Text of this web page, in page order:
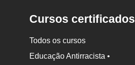
Cursos certificados
Todos os cursos
Educação Antirracista •